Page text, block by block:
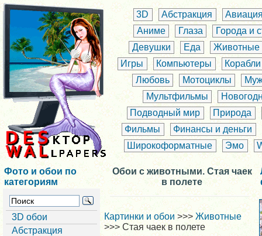
3D Абстракция
Аниме
Глаза
Города и
Девушки
Еда
Животные
Игры
Компьютеры
Корабли
Любовь
Мотоциклы
Мультфильмы
Подводный мир
Природа
Фильмы
Финансы и деньги
Широкоформатные
Эмо
Фото и обои по
категориям
3D обои
Абстракция
Обои с животными. Стая чаек
в полете
Картинки и обои >>> Животные
>>> Стая чаек в полете